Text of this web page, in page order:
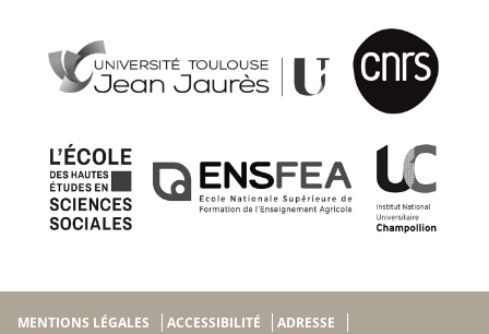
MENTIONS LÉGALES ACCESSIBILITÉ ADRESSE